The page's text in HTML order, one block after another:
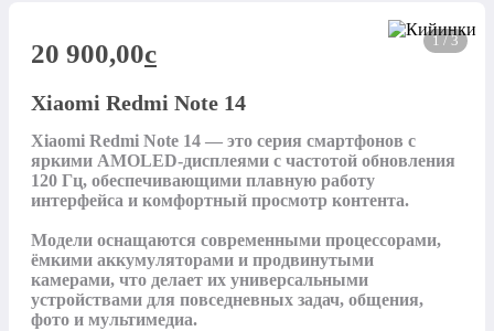
1 / 3
20 900,00c
Xiaomi Redmi Note 14
Xiaomi Redmi Note 14 — это серия смартфонов с
яркими AMOLED-дисплеями с частотой обновления
120 Гц, обеспечивающими плавную работу
интерфейса и комфортный просмотр контента.
Модели оснащаются современными процессорами,
ёмкими аккумуляторами и продвинутыми
камерами, что делает их универсальными
устройствами для повседневных задач, общения,
фото и мультимедиа.